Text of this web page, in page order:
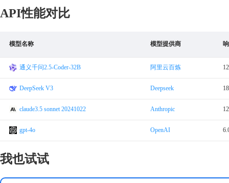
API性能对比
模型名称 模型提供商
通义千问2.5-Coder-32B 阿里云百炼
DeepSeek V3 Deepseek
claude3.5 sonnet 20241022 Anthropic
gpt-4o OpenAI
我也试试